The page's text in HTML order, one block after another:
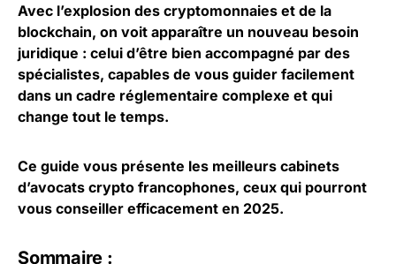
Avec l’explosion des cryptomonnaies et de la
blockchain, on voit apparaître un nouveau besoin
juridique : celui d’être bien accompagné par des
spécialistes, capables de vous guider facilement
dans un cadre réglementaire complexe et qui
change tout le temps.
Ce guide vous présente les meilleurs cabinets
d’avocats crypto francophones, ceux qui pourront
vous conseiller efficacement en 2025.
Sommaire :